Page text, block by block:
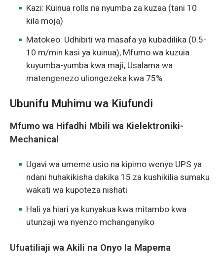
Kazi: Kuinua rolls na nyumba za kuzaa (tani 10
kila moja)
Matokeo: Udhibiti wa masafa ya kubadilika (0.5-
10 m/min kasi ya kuinua), Mfumo wa kuzuia
kuyumba-yumba kwa maji, Usalama wa
matengenezo uliongezeka kwa 75%
Ubunifu Muhimu wa Kiufundi
Mfumo wa Hifadhi Mbili wa Kielektroniki-
Mechanical
Ugavi wa umeme usio na kipimo wenye UPS ya
ndani huhakikisha dakika 15 za kushikilia sumaku
wakati wa kupoteza nishati
Hali ya hiari ya kunyakua kwa mitambo kwa
utunzaji wa nyenzo mchanganyiko
Ufuatiliaji wa Akili na Onyo la Mapema